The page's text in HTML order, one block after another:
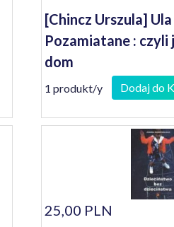
[Chincz Urszula]
Pozamiatane : czyli
dom
1 produkt/y Dodaj do
25,00 PLN